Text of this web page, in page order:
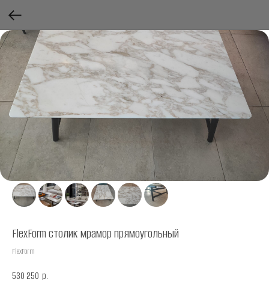
FlexForm cтолик мрамор прямоугольный
FlexForm
530 250 р.